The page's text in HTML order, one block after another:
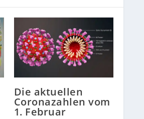
Die aktuellen
Coronazahlen vom
1. Februar